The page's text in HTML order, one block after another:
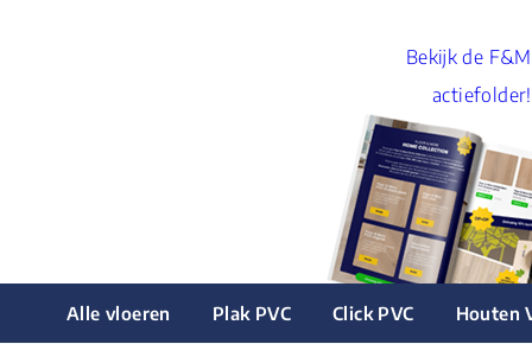
Bekijk de F&M
actiefolder!
Alle vloeren Plak PVC Click PVC Houten